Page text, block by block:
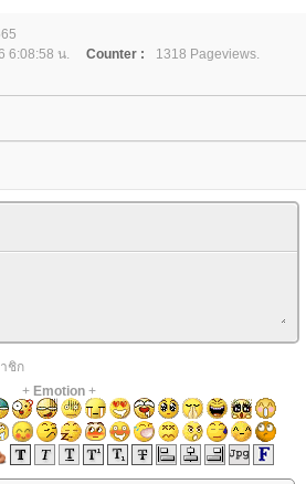
6:08:58 น. Counter :
1318 Pageviews.
ชิก
+ Emotion+